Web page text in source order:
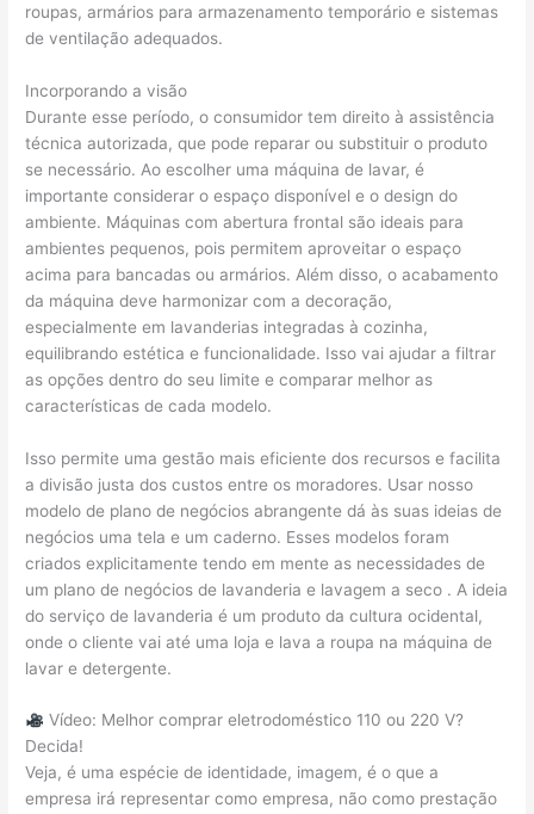
roupas, armários para armazenamento temporário e sistemas
de ventilação adequados.
Incorporando a visão
Durante esse período, o consumidor tem direito à assistência
técnica autorizada, que pode reparar ou substituir o produto
se necessário. Ao escolher uma máquina de lavar, é
importante considerar o espaço disponível e o design do
ambiente. Máquinas com abertura frontal são ideais para
ambientes pequenos, pois permitem aproveitar o espaço
acima para bancadas ou armários. Além disso, o acabamento
da máquina deve harmonizar com a decoração,
especialmente em lavanderias integradas à cozinha,
equilibrando estética e funcionalidade. Isso vai ajudar a filtrar
as opções dentro do seu limite e comparar melhor as
características de cada modelo.
Isso permite uma gestão mais eficiente dos recursos e facilita
a divisão justa dos custos entre os moradores. Usar nosso
modelo de plano de negócios abrangente dá às suas ideias de
negócios uma tela e um caderno. Esses modelos foram
criados explicitamente tendo em mente as necessidades de
um plano de negócios de lavanderia e lavagem a seco . A ideia
do serviço de lavanderia é um produto da cultura ocidental,
onde o cliente vai até uma loja e lava a roupa na máquina de
lavar e detergente.
Vídeo: Melhor comprar eletrodoméstico 110 ou 220 V?
Decida!
Veja, é uma espécie de identidade, imagem, é o que a
empresa irá representar como empresa, não como prestação